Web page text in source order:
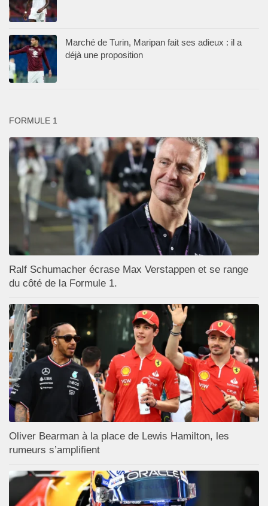
Marché de Turin, Maripan fait ses adieux : il a
déjà une proposition
FORMULE 1
Ralf Schumacher écrase Max Verstappen et se range
du côté de la Formule 1.
Oliver Bearman à la place de Lewis Hamilton, les
rumeurs s’amplifient